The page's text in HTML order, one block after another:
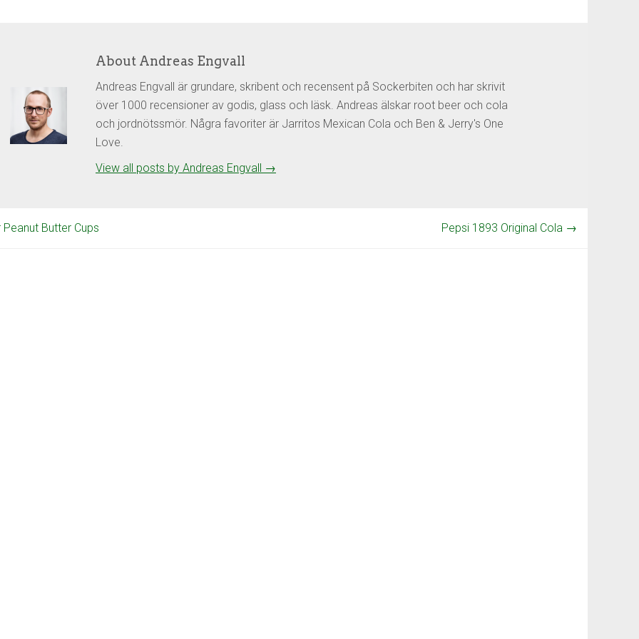
About Andreas Engvall
Andreas Engvall är grundare, skribent och recensent på Sockerbiten och har skrivit
över 1000 recensioner av godis, glass och läsk. Andreas älskar root beer och cola
och jordnötssmör. Några favoriter är Jarritos Mexican Cola och Ben & Jerry's One
Love.
View all posts by Andreas Engvall
→
Peanut Butter Cups Pepsi 1893 Original Cola →